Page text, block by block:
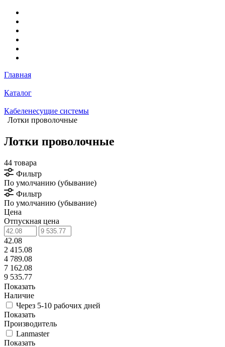
Главная
Каталог
Кабеленесущие системы
Лотки проволочные
Лотки проволочные
44 товара
Фильтр
По умолчанию (убывание)
Фильтр
По умолчанию (убывание)
Цена
Отпускная цена
42.08
2 415.08
4 789.08
7 162.08
9 535.77
Показать
Наличие
Через 5-10 рабочих дней
Показать
Производитель
Lanmaster
Показать